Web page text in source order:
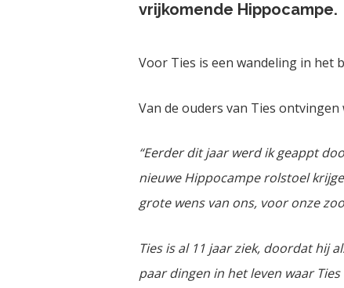
vrijkomende Hippocampe.
Voor Ties is een wandeling in het
Van de ouders van Ties ontvingen
“Eerder dit jaar werd ik geappt
nieuwe Hippocampe rolstoel
grote wens van ons, voor onze
Ties is al 11 jaar ziek, doordat hij
paar dingen in het leven waar